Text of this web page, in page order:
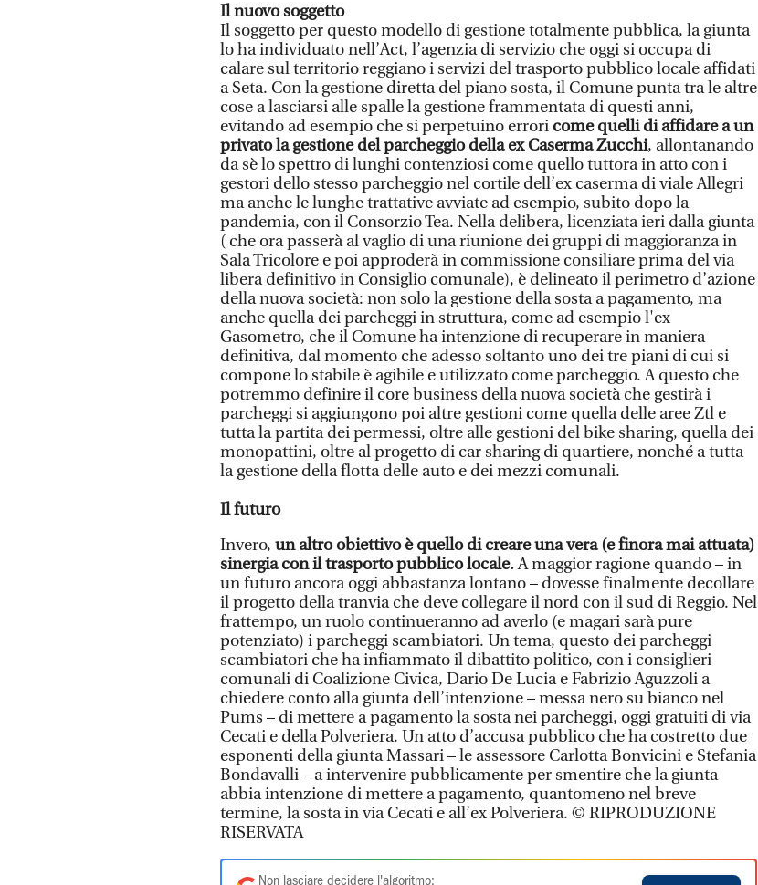
Il nuovo soggetto
Il soggetto per questo modello di gestione totalmente pubblica, la giunta
lo ha individuato nell’Act, l’agenzia di servizio che oggi si occupa di
calare sul territorio reggiano i servizi del trasporto pubblico locale affidati
a Seta. Con la gestione diretta del piano sosta, il Comune punta tra le altre
cose a lasciarsi alle spalle la gestione frammentata di questi anni,
evitando ad esempio che si perpetuino errori come quelli di affidare a un
privato la gestione del parcheggio della ex Caserma Zucchi, allontanando
da sè lo spettro di lunghi contenziosi come quello tuttora in atto con i
gestori dello stesso parcheggio nel cortile dell’ex caserma di viale Allegri
ma anche le lunghe trattative avviate ad esempio, subito dopo la
pandemia, con il Consorzio Tea. Nella delibera, licenziata ieri dalla giunta
( che ora passerà al vaglio di una riunione dei gruppi di maggioranza in
Sala Tricolore e poi approderà in commissione consiliare prima del via
libera definitivo in Consiglio comunale), è delineato il perimetro d’azione
della nuova società: non solo la gestione della sosta a pagamento, ma
anche quella dei parcheggi in struttura, come ad esempio l'ex
Gasometro, che il Comune ha intenzione di recuperare in maniera
definitiva, dal momento che adesso soltanto uno dei tre piani di cui si
compone lo stabile è agibile e utilizzato come parcheggio. A questo che
potremmo definire il core business della nuova società che gestirà i
parcheggi si aggiungono poi altre gestioni come quella delle aree Ztl e
tutta la partita dei permessi, oltre alle gestioni del bike sharing, quella dei
monopattini, oltre al progetto di car sharing di quartiere, nonché a tutta
la gestione della flotta delle auto e dei mezzi comunali.
Il futuro
Invero, un altro obiettivo è quello di creare una vera (e finora mai attuata)
sinergia con il trasporto pubblico locale.A maggior ragione quando – in
un futuro ancora oggi abbastanza lontano – dovesse finalmente decollare
il progetto della tranvia che deve collegare il nord con il sud di Reggio. Nel
frattempo, un ruolo continueranno ad averlo (e magari sarà pure
potenziato) i parcheggi scambiatori. Un tema, questo dei parcheggi
scambiatori che ha infiammato il dibattito politico, con i consiglieri
comunali di Coalizione Civica, Dario De Lucia e Fabrizio Aguzzoli a
chiedere conto alla giunta dell’intenzione – messa nero su bianco nel
Pums – di mettere a pagamento la sosta nei parcheggi, oggi gratuiti di via
Cecati e della Polveriera. Un atto d’accusa pubblico che ha costretto due
esponenti della giunta Massari – le assessore Carlotta Bonvicini e Stefania
Bondavalli – a intervenire pubblicamente per smentire che la giunta
abbia intenzione di mettere a pagamento, quantomeno nel breve
termine, la sosta in via Cecati e all’ex Polveriera. © RIPRODUZIONE
RISERVATA
Non lasciare decidere l'algoritmo: